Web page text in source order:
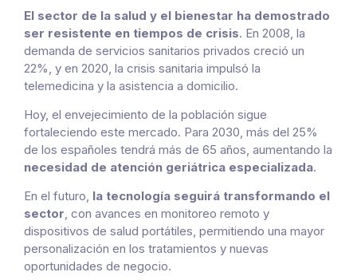
El sector de la salud y el bienestar ha demostrado
ser resistente en tiempos de crisis. En 2008, la
demanda de servicios sanitarios privados creció un
22%, y en 2020, la crisis sanitaria impulsó la
telemedicina y la asistencia a domicilio.
Hoy, el envejecimiento de la población sigue
fortaleciendo este mercado. Para 2030, más del 25%
de los españoles tendrá más de 65 años, aumentando la
necesidad de atención geriátrica especializada.
En el futuro, la tecnología seguirá transformando el
sector, con avances en monitoreo remoto y
dispositivos de salud portátiles, permitiendo una mayor
personalización en los tratamientos y nuevas
oportunidades de negocio.